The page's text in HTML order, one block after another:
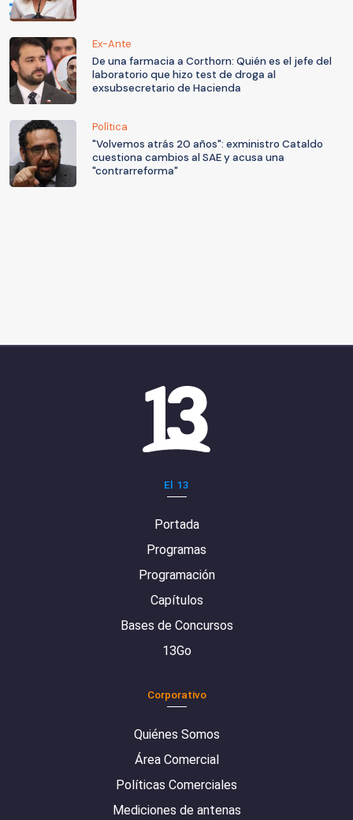
Ex-Ante
De una farmacia a Corthorn: Quién es el jefe del
laboratorio que hizo test de droga al
exsubsecretario de Hacienda
Política
"Volvemos atrás 20 años": exministro Cataldo
cuestiona cambios al SAE y acusa una
"contrarreforma"
El 13
Portada
Programas
Programación
Capítulos
Bases de Concursos
13Go
Corporativo
Quiénes Somos
Área Comercial
Políticas Comerciales
Mediciones de antenas